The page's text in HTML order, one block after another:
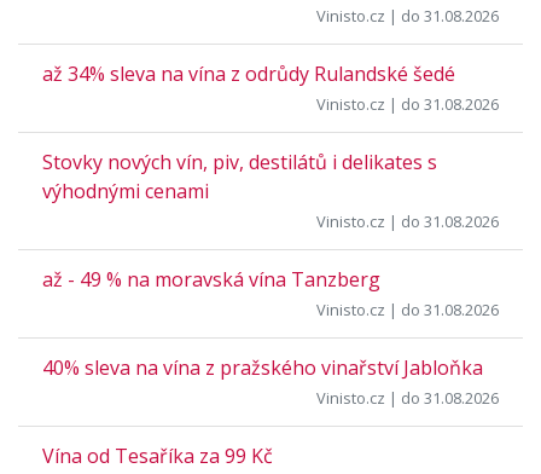
Vinisto.cz | do 31.08.2026
až 34% sleva na vína z odrůdy Rulandské šedé
Vinisto.cz | do 31.08.2026
Stovky nových vín, piv, destilátů i delikates s
výhodnými cenami
Vinisto.cz | do 31.08.2026
až - 49 % na moravská vína Tanzberg
Vinisto.cz | do 31.08.2026
40% sleva na vína z pražského vinařství Jabloňka
Vinisto.cz | do 31.08.2026
Vína od Tesaříka za 99 Kč